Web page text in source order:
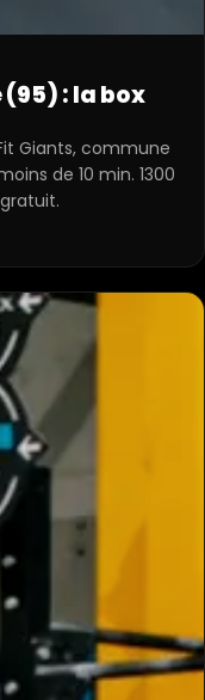
: la box
Giants, commune
de 10 min. 1300